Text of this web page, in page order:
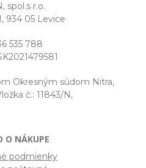
spol.s r.o.
934 05 Levice
535 788
Okresným súdom Nitra,
č.: 11843/N,
O NÁKUPE
podmienky